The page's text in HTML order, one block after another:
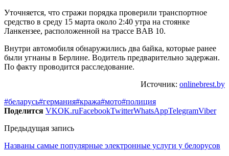
Уточняется, что стражи порядка проверили транспортное
средство в среду 15 марта около 2:40 утра на стоянке
Ланкензее, расположенной на трассе BAB 10.
Внутри автомобиля обнаружились два байка, которые ранее
были угнаны в Берлине. Водитель предварительно задержан.
По факту проводится расследование.
Источник: onlinebrest.by
#беларусь#германия#кража#мото#полиция
Поделится VKOK.ruFacebookTwitterWhatsAppTelegramViber
Предыдущая запись
Названы самые популярные электронные услуги у белорусов